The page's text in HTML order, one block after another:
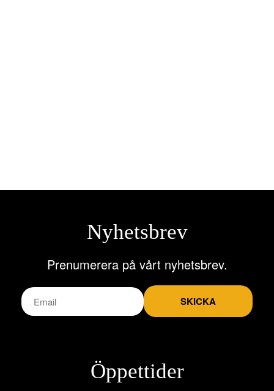
Nyhetsbrev
Prenumerera på vårt nyhetsbrev.
SKICKA
Öppettider